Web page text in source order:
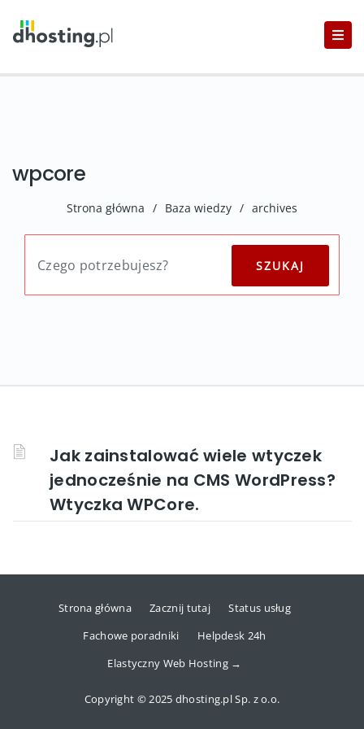
wpcore
Strona główna / Baza wiedzy / archives
Jak zainstalować wiele wtyczek
jednocześnie na CMS WordPress?
Wtyczka WPCore.
Strona główna Zacznij tutaj
Status usług
Fachowe poradniki
Helpdesk 24h
Elastyczny Web Hosting →
Copyright © 2025 dhosting.pl Sp. z o.o.